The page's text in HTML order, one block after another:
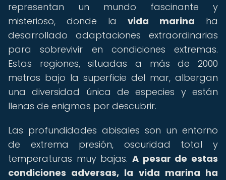
representan un mundo fascinante y
misterioso, donde la vida marina ha
desarrollado adaptaciones extraordinarias
para sobrevivir en condiciones extremas.
Estas regiones, situadas a más de 2000
metros bajo la superficie del mar, albergan
una diversidad única de especies y están
llenas de enigmas por descubrir.
Las profundidades abisales son un entorno
de extrema presión, oscuridad total y
temperaturas muy bajas. A pesar de estas
condiciones adversas, la vida marina ha